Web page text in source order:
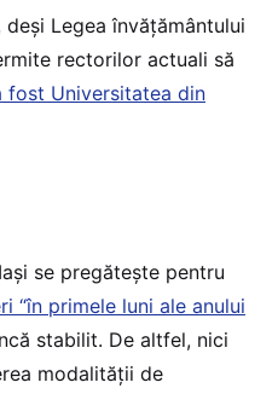
Legea învățământului
rectorilor actuali să
fost Universitatea din
se pregătește pentru
“în primele luni ale anului
stabilit. De altfel, nici
modalității de